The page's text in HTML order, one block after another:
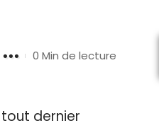
0 Min de lecture
tout dernier